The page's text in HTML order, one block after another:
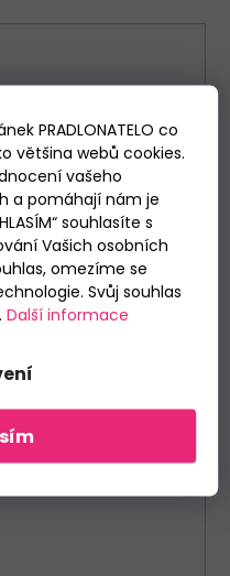
PRADLONATELO co
většina webů cookies.
vašeho
a pomáhají nám je
souhlasíte s
Vašich osobních
omezíme se
Svůj souhlas
Další informace